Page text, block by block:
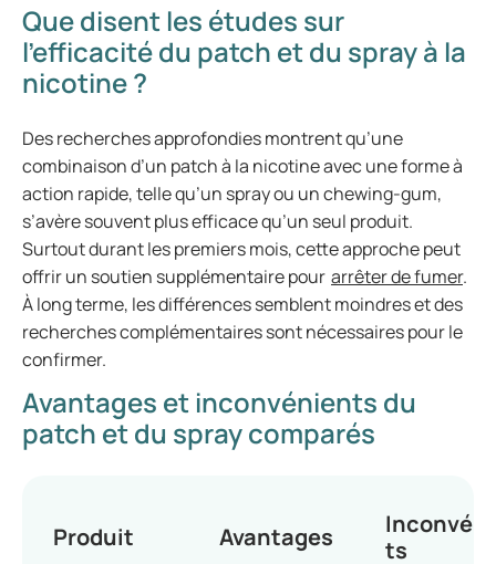
Que disent les études sur
l’efficacité du patch et du spray à la
nicotine ?
Des recherches approfondies montrent qu’une
combinaison d’un patch à la nicotine avec une forme à
action rapide, telle qu’un spray ou un chewing-gum,
s’avère souvent plus efficace qu’un seul produit.
Surtout durant les premiers mois, cette approche peut
offrir un soutien supplémentaire pour arrêter de fumer.
À long terme, les différences semblent moindres et des
recherches complémentaires sont nécessaires pour le
confirmer.
Avantages et inconvénients du
patch et du spray comparés
Produit Avantages
ts